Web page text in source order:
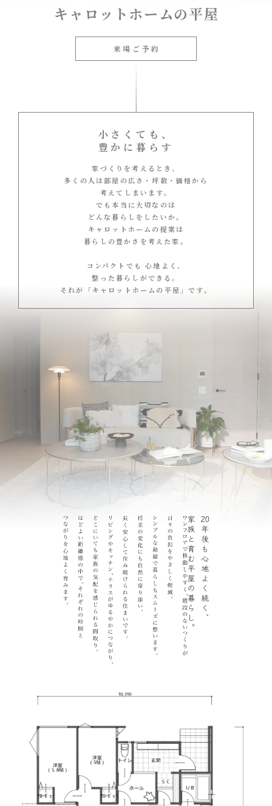
キャロットホームの平屋
来場ご予約
小さくても、
豊かに暮らす
家づくりを考えるとき、
多くの人は部屋の広さ・坪数・価格から
考えてしまいます。
でも本当に大切なのは
どんな暮らしをしたいか。
キャロットホームの提案は
暮らしの豊かさを考えた家。
コンパクトでも 心地よく、
整った暮らしができる。
それが「キャロットホームの平屋」です。